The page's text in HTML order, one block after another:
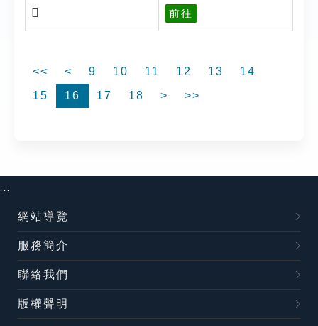
𦏗 前往
<< < 9 10 11 12 13
14
15
16 17 18 > >>
:::
網站導覽
服務簡介
聯絡我們
版權聲明